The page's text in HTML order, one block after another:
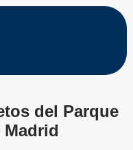
del Parque